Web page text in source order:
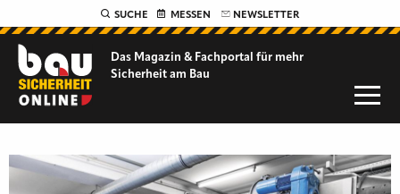
SUCHE MESSEN NEWSLETTER
Das Magazin & Fachportal für mehr
Sicherheit am Bau